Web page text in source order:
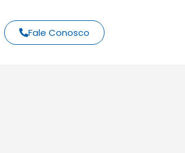
Fale Conosco